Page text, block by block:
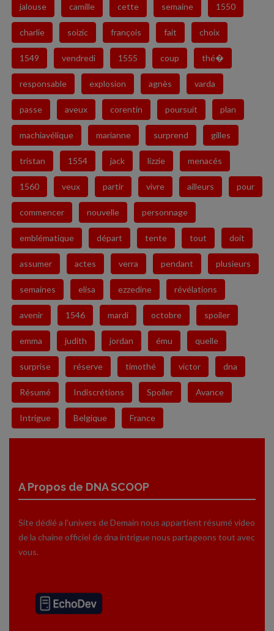
jalouse camille cette semaine 1550
charlie soizic françois fait choix
1549 vendredi 1555 coup thé�
responsable explosion agnès varda
passe aveux corentin poursuit plan
machiavélique marianne surprend gilles
tristan 1554 jack lizzie menacés
1560 veux partir vivre ailleurs pour
commencer nouvelle personnage
emblématique départ tente tout doit
assumer actes verra pendant plusieurs
semaines elisa ezzedine révélations
avenir 1546 mardi octobre spoiler
emma judith jordan ému quelle
surprise réserve timothé victor dna
Résumé Indiscrétions Spoiler Avance
Intrigue Belgique France
A Propos de DNA SCOOP
Site dédié a l'univers de Demain nous appartient résumé video
de la chaine officiel de dna intrigue nous partageons tout avec
vous.